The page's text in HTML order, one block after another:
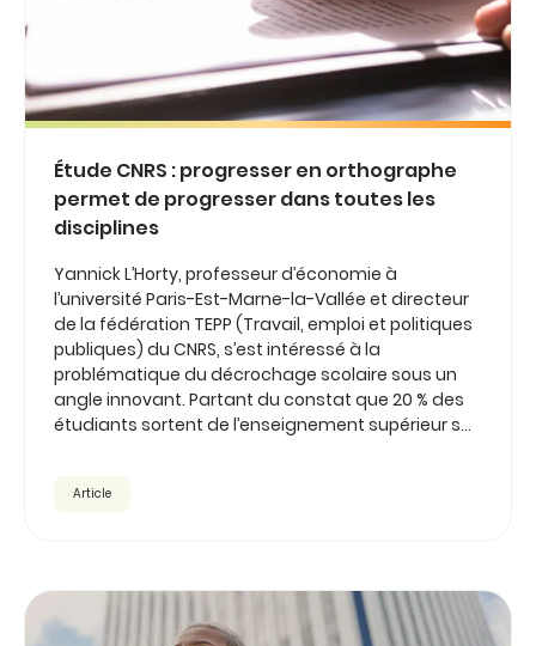
Étude CNRS : progresser en orthographe
permet de progresser dans toutes les
disciplines
Yannick L’Horty, professeur d’économie à
l’université Paris-Est-Marne-la-Vallée et directeur
de la fédération TEPP (Travail, emploi et politiques
publiques) du CNRS, s’est intéressé à la
problématique du décrochage scolaire sous un
angle innovant. Partant du constat que 20 % des
étudiants sortent de l’enseignement supérieur s...
Article